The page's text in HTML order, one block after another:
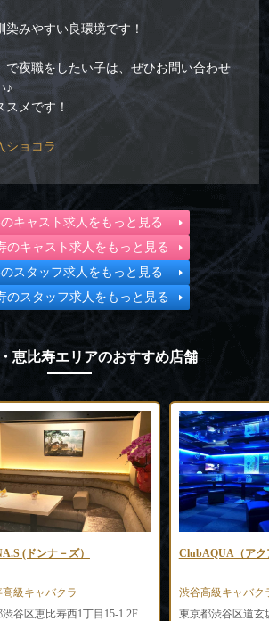
みやすい良環境です！
で夜職をしたい子は、ぜひお問い合わせ
♪
スメです！
ショコラ
キャスト求人をもっと見る
のキャスト求人をもっと見る
スタッフ求人をもっと見る
のスタッフ求人をもっと見る
恵比寿エリアのおすすめ店舗
(ドンナ－ズ）
級キャバクラ
谷区恵比寿西1丁目15-1 2F
ClubAQUA（アク
渋谷高級キャバク